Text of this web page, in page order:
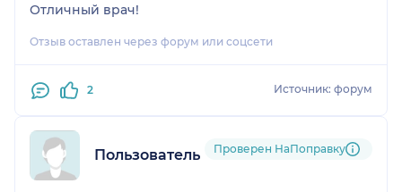
Отличный врач!
Отзыв оставлен через форум или соцсети
2 Источник: форум
Пользователь форумаПроверен НаПоправку